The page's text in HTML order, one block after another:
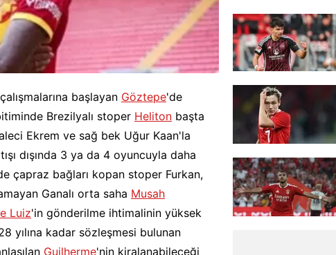
başlayan Göztepe'de
Brezilyalı stoper Heliton başta
Ekrem ve sağ bek Uğur Kaan'la
dışında 3 ya da 4 oyuncuyla daha
çapraz bağları kopan stoper Furkan,
Ganalı orta saha Musah
Luiz'in gönderilme ihtimalinin yüksek
yılına kadar sözleşmesi bulunan
Guilherme'nin kiralanabileceği